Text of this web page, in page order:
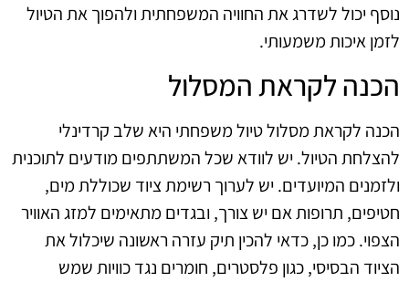
נוסף יכול לשדרג את החוויה המשפחתית ולהפוך את הטיול
לזמן איכות משמעותי.
הכנה לקראת המסלול
הכנה לקראת מסלול טיול משפחתי היא שלב קרדינלי
להצלחת הטיול. יש לוודא שכל המשתתפים מודעים לתוכנית
ולזמנים המיועדים. יש לערוך רשימת ציוד שכוללת מים,
חטיפים, תרופות אם יש צורך, ובגדים מתאימים למזג האוויר
הצפוי. כמו כן, כדאי להכין תיק עזרה ראשונה שיכלול את
הציוד הבסיסי, כגון פלסטרים, חומרים נגד כוויות שמש